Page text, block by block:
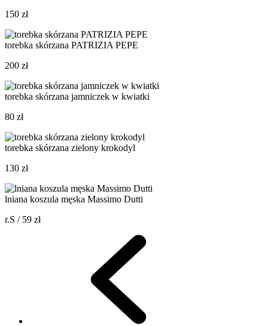
150 zł
torebka skórzana PATRIZIA PEPE
200 zł
torebka skórzana jamniczek w kwiatki
80 zł
torebka skórzana zielony krokodyl
130 zł
lniana koszula męska Massimo Dutti
r.S / 59 zł